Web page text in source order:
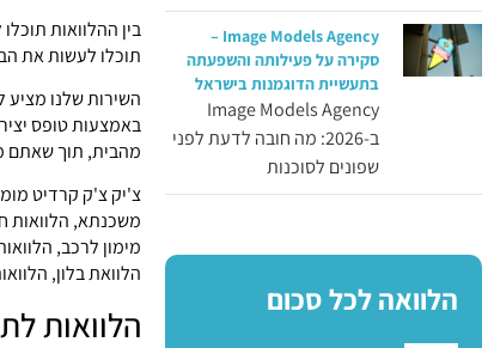
Image Models Agency –
סקירה על פעילותה והשפעתה
בתעשיית הדוגמנות בישראל
Image Models Agency
ב-2026: מה חובה לדעת לפני
שפונים לסוכנות
הלוואה לכל סכום
בין ההלוואות
תוכלו לעשות את
השירות שלנו
באמצעות טופס
מהבית, תוך שאתם
צ'יק צ'ק קרדיט
משכנתא, הלוואות
מימון לרכב,
הלוואת בלון,
הלוואות